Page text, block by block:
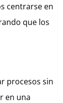
centrarse en
que los
procesos sin
en una